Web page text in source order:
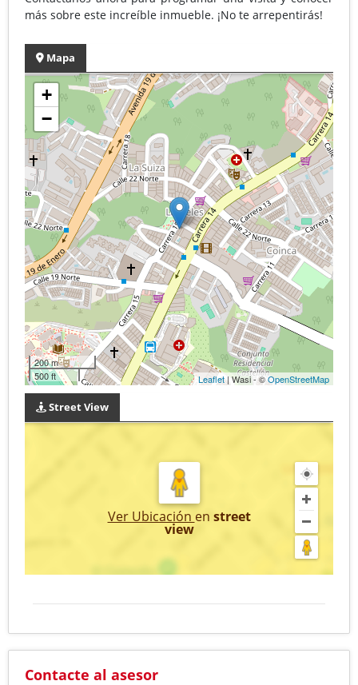
más sobre este increíble inmueble. ¡No te arrepentirás!
Mapa
+
−
200 m
500 ft
Leaflet| Wasi - ©OpenStreetMap
Street View
Ver Ubicación en street
view
Contacte al asesor